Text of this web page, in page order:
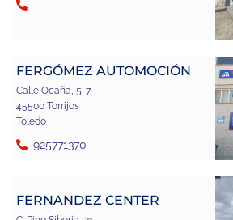
FERGÓMEZ AUTOMOCIÓN
Calle Ocaña, 5-7
45500 Torrijos
Toledo
925771370
FERNANDEZ CENTER